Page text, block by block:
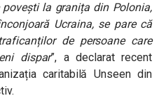
la granița din Polonia,
Ucraina, se pare că
de persoane care
dispar”, a declarat recent
caritabilă Unseen din